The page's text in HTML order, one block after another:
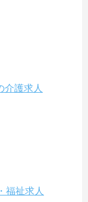
介護求人
福祉求人